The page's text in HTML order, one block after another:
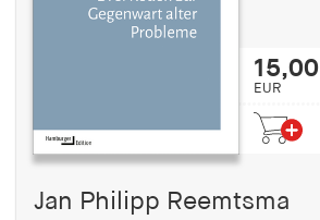
15,00
EUR
Jan Philipp Reemtsma